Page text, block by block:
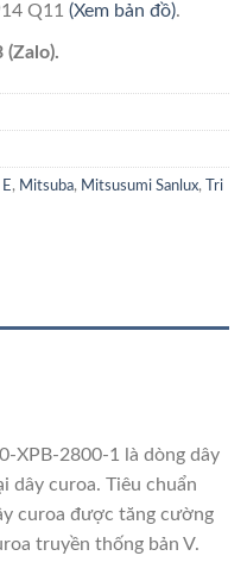
Q11 (Xem bản đồ).
(Zalo).
, Mitsuba, Mitsusumi Sanlux,
Tri
XPB-2800-1 là dòng dây
dây curoa. Tiêu chuẩn
curoa được tăng cường
truyền thống bản V.